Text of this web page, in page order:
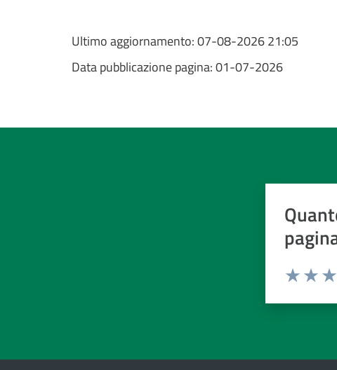
Ultimo aggiornamento:07-08-2026 21:05
Data pubblicazione pagina:01-07-2026
Valuta da 1